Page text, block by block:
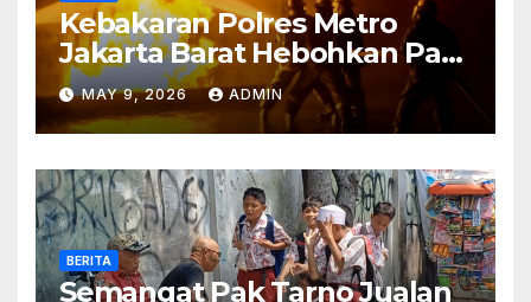
Kebakaran Polres Metro
Jakarta Barat Hebohkan Pagi
Hari, Ini Fakta Terbarunya
MAY 9, 2026 ADMIN
BERITA
Semangat Pak Tarno Jualan